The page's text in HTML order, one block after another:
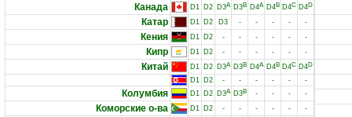
Канада D1 D2 D3A D3B D4A D4B D4C D4D
Катар D1 D2 D3 - - - - -
Кения D1 D2 - - - - - -
Кипр D1 D2 - - - - - -
Китай D1 D2 D3A D3B D4A D4B D4C D4D
D1 D2 - - - - - -
Колумбия D1 D2 D3A D3B - - - -
Коморские о-ва D1 D2 - - - - - -